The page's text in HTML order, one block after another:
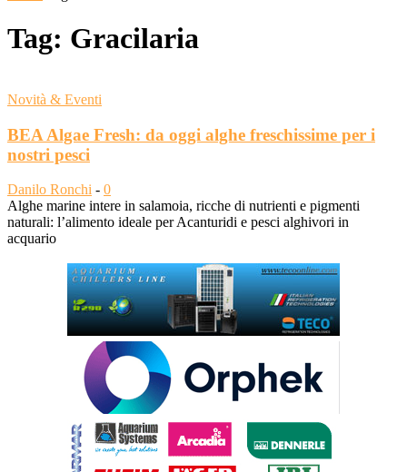
Tag: Gracilaria
Novità & Eventi
BEA Algae Fresh: da oggi alghe freschissime per i
nostri pesci
Danilo Ronchi - 0
Alghe marine intere in salamoia, ricche di nutrienti e pigmenti
naturali: l’alimento ideale per Acanturidi e pesci alghivori in
acquario